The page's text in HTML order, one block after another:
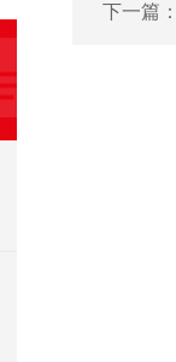
下一篇